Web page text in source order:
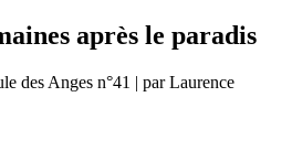
après le paradis
des Anges n°41 | par Laurence